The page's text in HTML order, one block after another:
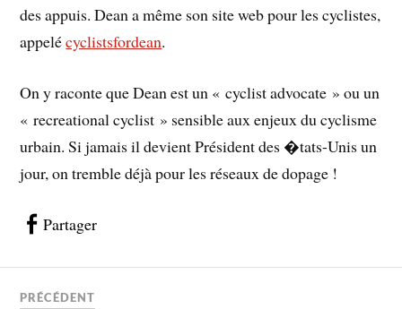
des appuis. Dean a même son site web pour les cyclistes,
appelécyclistsfordean.
On y raconte que Dean est un « cyclist advocate » ou un
« recreational cyclist » sensible aux enjeux du cyclisme
urbain. Si jamais il devient Président des �tats-Unis un
jour, on tremble déjà pour les réseaux de dopage !
Partager
PRÉCÉDENT